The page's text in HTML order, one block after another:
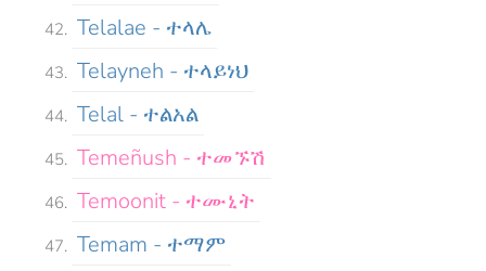
Telalae - ተላሌ
Telayneh - ተላይነህ
Telal - ተልአል
Temeñush - ተመኙሽ
Temoonit - ተሙኒት
Temam - ተማም